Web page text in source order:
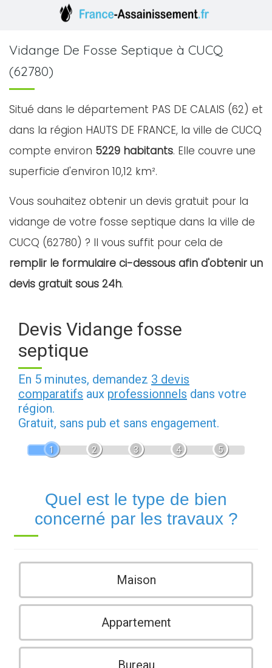
Vidange De Fosse Septique à CUCQ
(62780)
Situé dans le département PAS DE CALAIS (62) et
dans la région HAUTS DE FRANCE, la ville de CUCQ
compte environ 5229 habitants. Elle couvre une
superficie d'environ 10,12 km².
Vous souhaitez obtenir un devis gratuit pour la
vidange de votre fosse septique dans la ville de
CUCQ (62780) ? Il vous suffit pour cela de
remplir le formulaire ci-dessous afin d'obtenir un
devis gratuit sous 24h.
Devis Vidange fosse
septique
En 5 minutes, demandez 3 devis
comparatifs aux professionnels dans votre
région.
Gratuit, sans pub et sans engagement.
1 2 3 4 5
Quel est le type de bien
concerné par les travaux ?
Maison
Appartement
Bureau